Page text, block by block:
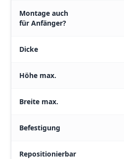
Montage auch
für Anfänger?
Dicke
Höhe max.
Breite max.
Befestigung
Repositionierbar